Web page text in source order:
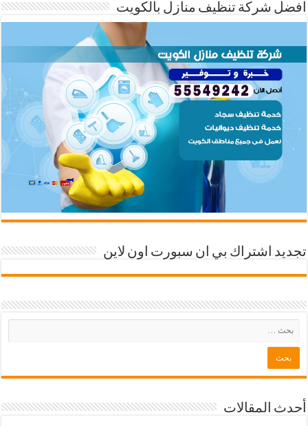
افضل شركة تنظيف منازل بالكويت
تجديد اشتراك بي ان سبورت اون لاين
أحدث المقالات